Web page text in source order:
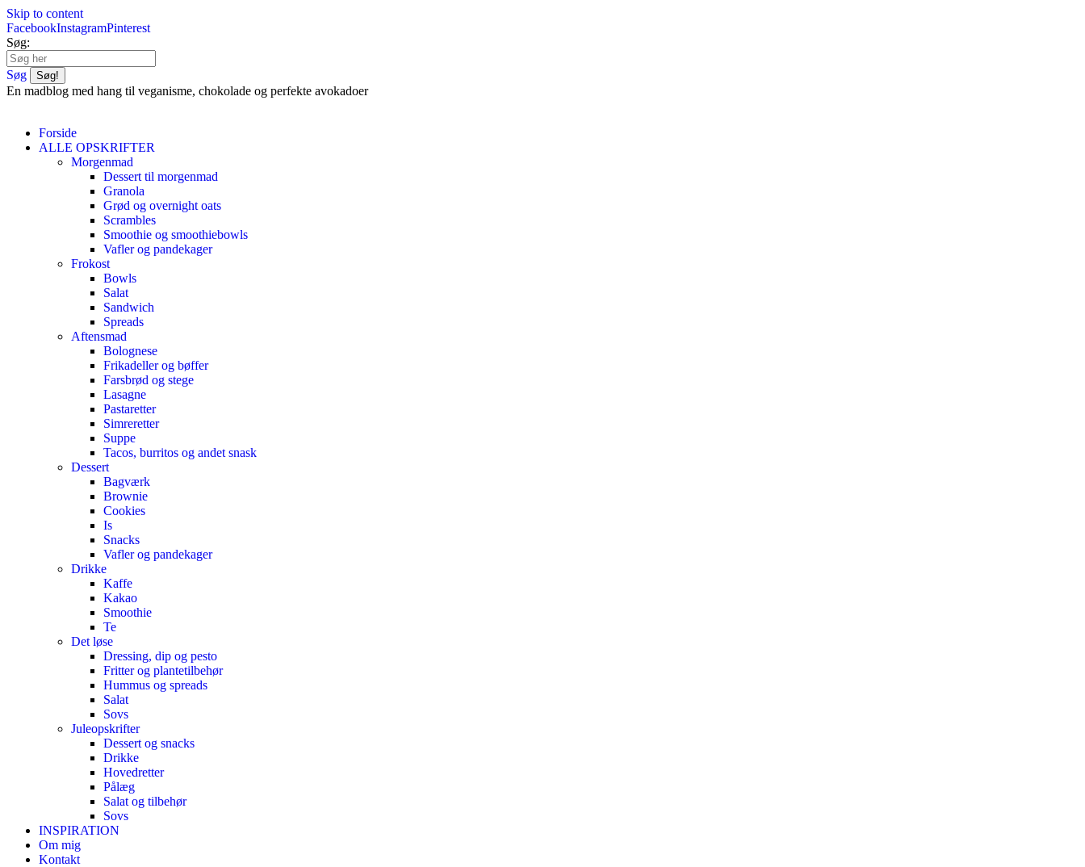
Skip to content
FacebookInstagramPinterest
Søg:
Søg
En madblog med hang til veganisme, chokolade og perfekte avokadoer
Forside
ALLE OPSKRIFTER
Morgenmad
Dessert til morgenmad
Granola
Grød og overnight oats
Scrambles
Smoothie og smoothiebowls
Vafler og pandekager
Frokost
Bowls
Salat
Sandwich
Spreads
Aftensmad
Bolognese
Frikadeller og bøffer
Farsbrød og stege
Lasagne
Pastaretter
Simreretter
Suppe
Tacos, burritos og andet snask
Dessert
Bagværk
Brownie
Cookies
Is
Snacks
Vafler og pandekager
Drikke
Kaffe
Kakao
Smoothie
Te
Det løse
Dressing, dip og pesto
Fritter og plantetilbehør
Hummus og spreads
Salat
Sovs
Juleopskrifter
Dessert og snacks
Drikke
Hovedretter
Pålæg
Salat og tilbehør
Sovs
INSPIRATION
Om mig
Kontakt